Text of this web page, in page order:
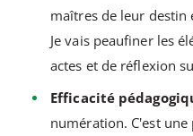
maîtres de leur destin
Je vais peaufiner les
actes et de réflexion
Efficacité
numération. C'est